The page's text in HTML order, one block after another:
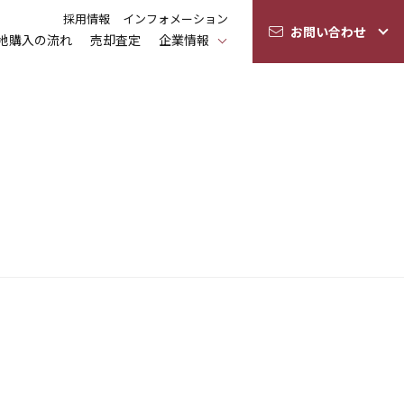
採用情報 インフォメーション
購入の流れ 売却査定 企業情報 お問い合わせ